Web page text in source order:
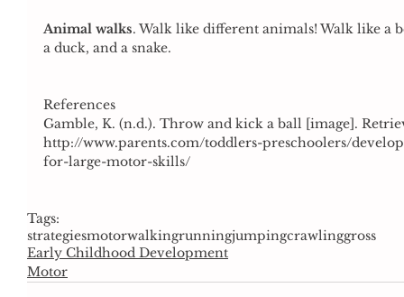
Animal walks. Walk like different animals! Walk like a
a duck, and a snake.
References
Gamble, K. (n.d.). Throw and kick a ball [image].
http://www.parents.com/toddlers-preschoolers/
for-large-motor-skills/
Tags:
strategiesmotorwalkingrunningjumpingcrawlinggross
Early Childhood Development
Motor